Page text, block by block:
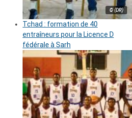
© (DR)
Tchad : formation de 40
entraîneurs pour la Licence D
fédérale à Sarh